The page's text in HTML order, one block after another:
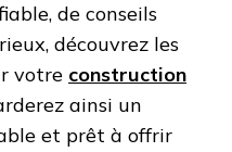
de conseils
découvrez les
votre construction
ainsi un
et prêt à offrir